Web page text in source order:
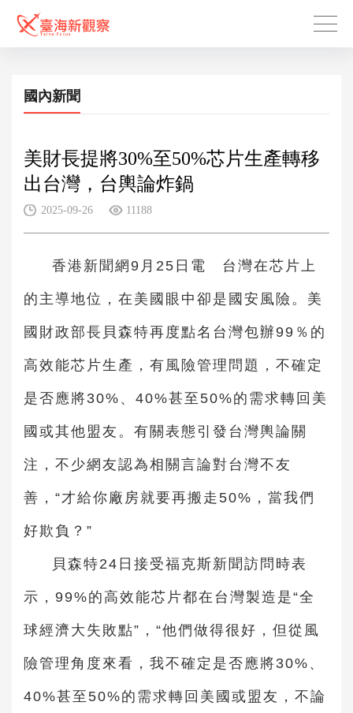
國內新聞
美財長提將30%至50%芯片生產轉移
出台灣，台輿論炸鍋
2025-09-26 11188
香港新聞網9月25日電 台灣在芯片上
的主導地位，在美國眼中卻是國安風險。美
國財政部長貝森特再度點名台灣包辦99％的
高效能芯片生產，有風險管理問題，不確定
是否應將30%、40%甚至50%的需求轉回美
國或其他盟友。有關表態引發台灣輿論關
注，不少網友認為相關言論對台灣不友
善，“才給你廠房就要再搬走50%，當我們
好欺負？”
貝森特24日接受福克斯新聞訪問時表
示，99%的高效能芯片都在台灣製造是“全
球經濟大失敗點”，“他們做得很好，但從風
險管理角度來看，我不確定是否應將30%、
40%甚至50%的需求轉回美國或盟友，不論